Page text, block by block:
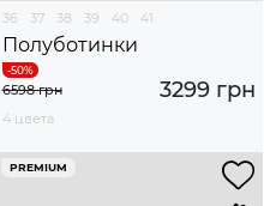
36 37 38 39 40 41
Полуботинки
3299 грн
6598 грн
4 цвета
PREMIUM